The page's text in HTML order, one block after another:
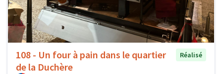
108 - Un four à pain dans le quartier
de la Duchère
Réalisé